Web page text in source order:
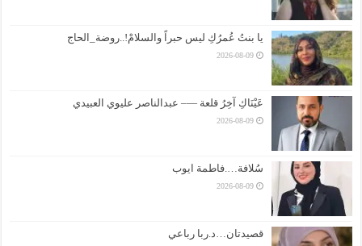
يا بنتُ عُمرُكِ ليس حبراً والسلامْ!..روضة_الحاج
2026-08-09
عَيْنَاكِ آخِرُ قلعة —– عبدالناصر عليوي العبيدي
2026-08-09
سُلافة….فاطمة ايوب
2026-08-09
قصيدتان…د.ربا رباعي